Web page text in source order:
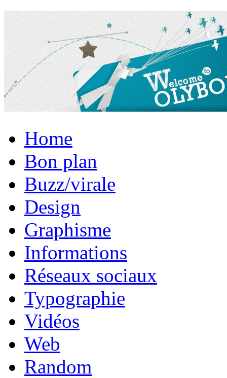
Home
Bon plan
Buzz/virale
Design
Graphisme
Informations
Réseaux sociaux
Typographie
Vidéos
Web
Random